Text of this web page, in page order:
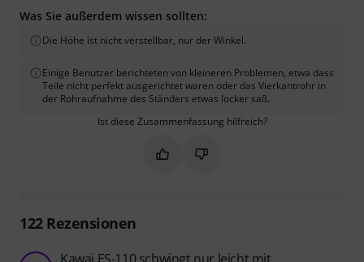
Was Sie außerdem wissen sollten:
Die Höhe ist nicht verstellbar, nur der Winkel.
Einige Benutzer berichteten von kleineren Problemen, etwa dass
Teile nicht perfekt ausgerichtet waren oder das Vierkantrohr in
der Rohraufnahme des Ständers etwas locker saß.
Ist diese Zusammenfassung hilfreich?
Markieren Sie diese
Markieren Sie diese
122Rezensionen
Kawai ES-110 schwingt nur leicht mit